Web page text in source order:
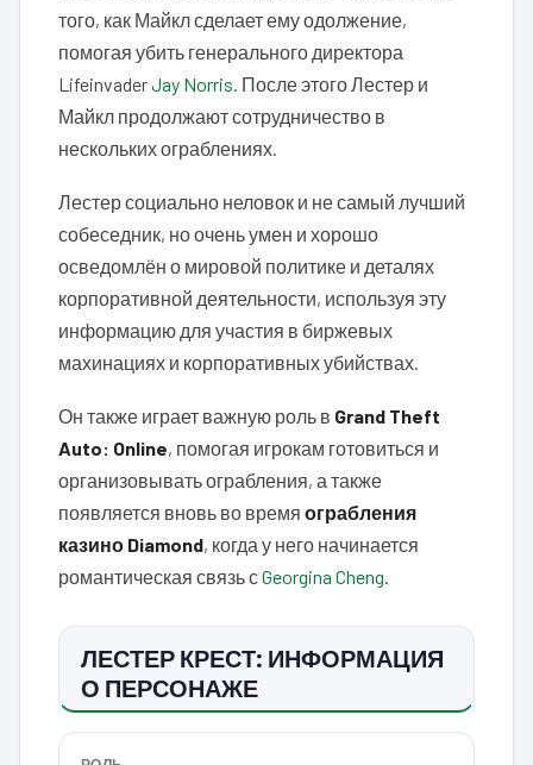
того, как Майкл сделает ему одолжение,
помогая убить генерального директора
LifeinvaderJay Norris . После этого Лестер и
Майкл продолжают сотрудничество в
нескольких ограблениях.
Лестер социально неловок и не самый лучший
собеседник, но очень умен и хорошо
осведомлён о мировой политике и деталях
корпоративной деятельности, используя эту
информацию для участия в биржевых
махинациях и корпоративных убийствах.
Он также играет важную роль в Grand Theft
Auto: Online, помогая игрокам готовиться и
организовывать ограбления, а также
появляется вновь во время ограбления
казино Diamond, когда у него начинается
романтическая связь сGeorgina Cheng
ЛЕСТЕР КРЕСТ: ИНФОРМАЦИЯ
О ПЕРСОНАЖЕ